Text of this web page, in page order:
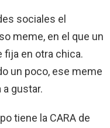
sociales el
meme, en el que un
fija en otra chica.
un poco, ese meme
gustar.
tiene la CARA de